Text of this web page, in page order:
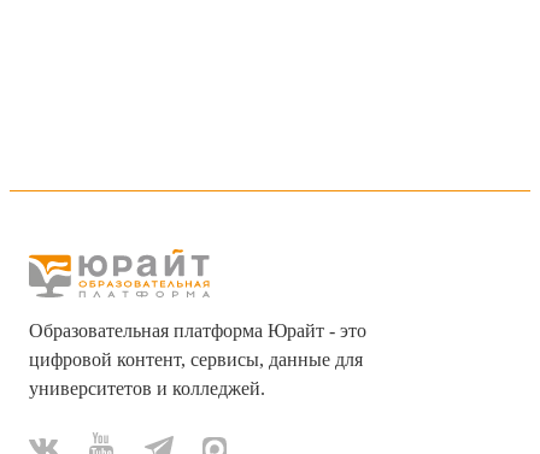
Образовательная платформа Юрайт - это
цифровой контент, сервисы, данные для
университетов и колледжей.